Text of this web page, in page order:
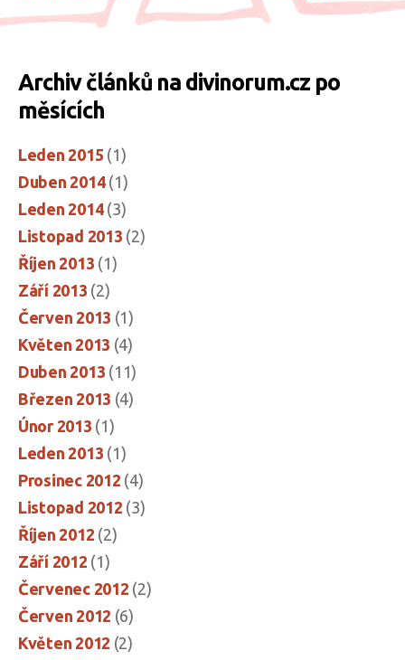
příspěvků
Archiv článků na divinorum.cz po
měsících
Leden 2015 (1)
Duben 2014(1)
Leden 2014(3)
Listopad 2013 (2)
Říjen 2013 (1)
Září 2013 (2)
Červen 2013 (1)
Květen 2013 (4)
Duben 2013 (11)
Březen 2013 (4)
Únor 2013 (1)
Leden 2013 (1)
Prosinec 2012 (4)
Listopad 2012 (3)
Říjen 2012 (2)
Září 2012 (1)
Červenec 2012 (2)
Červen 2012 (6)
Květen 2012 (2)